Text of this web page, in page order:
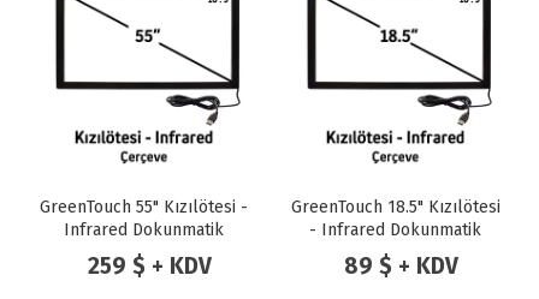
GreenTouch 55" Kızılötesi -
Infrared Dokunmatik
Çerçeve
259 $ + KDV
GreenTouch 18.5" Kızılötesi
- Infrared Dokunmatik
Çerçeve
89 $ + KDV